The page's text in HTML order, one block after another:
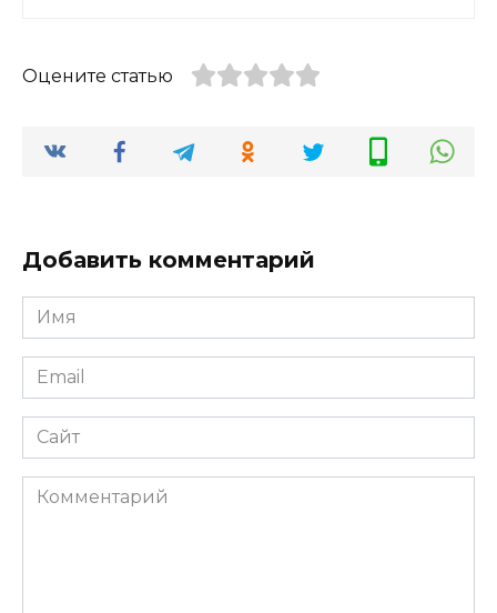
Оцените статью
Добавить комментарий
Имя
*
Email
*
Сайт
Комментарий